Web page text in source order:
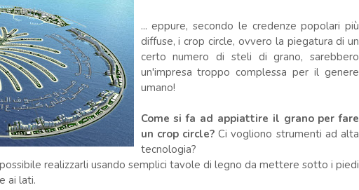
... eppure, secondo le credenze popolari più
diffuse, i crop circle, ovvero la piegatura di un
certo numero di steli di grano, sarebbero
un'impresa troppo complessa per il genere
umano!
Come si fa ad appiattire il grano per fare
un crop circle? Ci vogliono strumenti ad alta
tecnologia?
realizzarli usando semplici tavole di legno da mettere sotto i piedi
ai lati.